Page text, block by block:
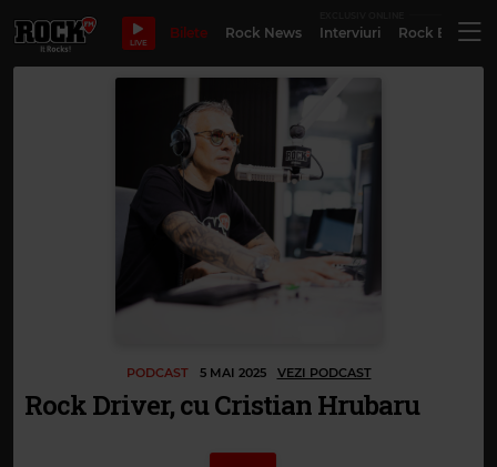
LIVE
Bilete Rock News Interviuri Rock
PODCAST 5 MAI 2025 VEZI PODCAST
Rock Driver, cu Cristian Hrubaru